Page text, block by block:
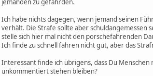
jemanden zu gefährden.
Ich habe nichts dagegen, wenn jemand seinen
verhält. Die Strafe sollte aber schuldangemessen
stelle sich hier mal nicht den porschefahrenden
Ich finde zu schnell fahren nicht gut, aber das
Interessant finde ich übrigens, dass Du
unkommentiert stehen bleiben?